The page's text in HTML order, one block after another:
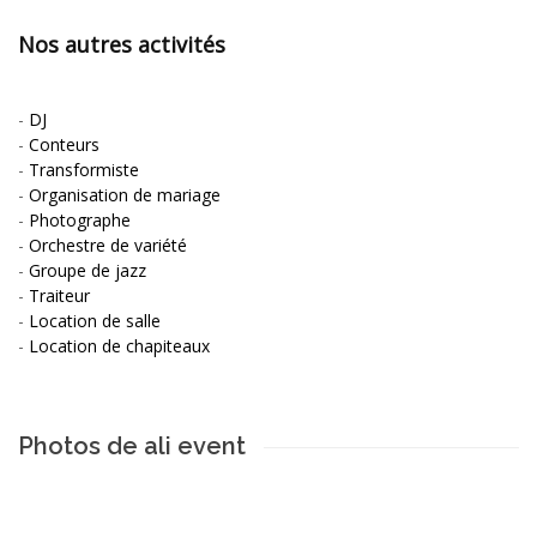
Nos autres activités
- DJ
- Conteurs
- Transformiste
- Organisation de mariage
- Photographe
- Orchestre de variété
- Groupe de jazz
- Traiteur
- Location de salle
- Location de chapiteaux
Photos de ali event